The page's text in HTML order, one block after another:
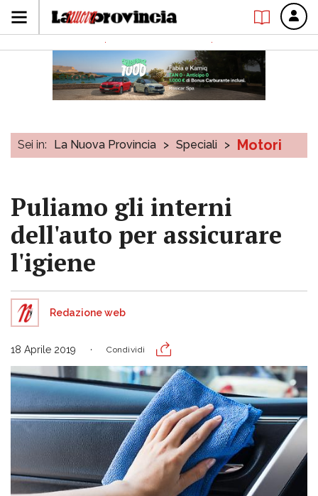
Sei in: La Nuova Provincia > Speciali > Motori
Puliamo gli interni
dell'auto per assicurare
l'igiene
Redazione web
18 Aprile 2019 Condividi